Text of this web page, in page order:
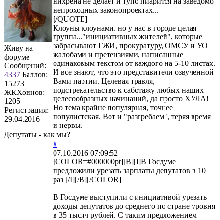
Живу на
форуме
Сообщений:
4337 Баллов:
15273
ЖКХоинов:
1205
Регистрация:
29.04.2016
непроходных законопроектах...
[/QUOTE]
Клоуны клоунами, но у нас в городе целая
группа..."инициативных жителей", которые
забрасывают ГЖИ, прокуратуру, ОМСУ и УО
жалобами и претензиями, написанные
одинаковым текстом от каждого на 5-10 листах.
И все знают, что это представители озвученной
Вами партии. Целевая травля,
подстрекательство к саботажу любых наших
целесообразных начинаний, да просто ХУЛА!
Но тема крайне популярная, точнее
популистская. Вот и "разгребаем", теряя время
и нервы.
Депутаты - как мы?
#
07.10.2016 07:09:52
[COLOR=#000000pt][B][I]В Госдуме
предложили урезать зарплаты депутатов в 10
раз [/I][/B][/COLOR]
В Госдуме выступили с инициативой урезать
доходы депутатов до среднего по стране уровня
в 35 тысяч рублей. С таким предложением